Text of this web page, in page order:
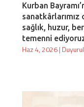
Kurban
sağlık, huzur,
temenni
Haz 4, 2026|